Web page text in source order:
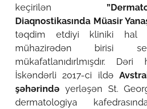
keçirilən
Diaqnostikasında Müasir
təqdim etdiyi kliniki hal
mühazirədən birisi
mükafatlanıdırlmışdır.
İskəndərli 2017-ci ildə
şəhərində yerləşən St.
dermatologiya